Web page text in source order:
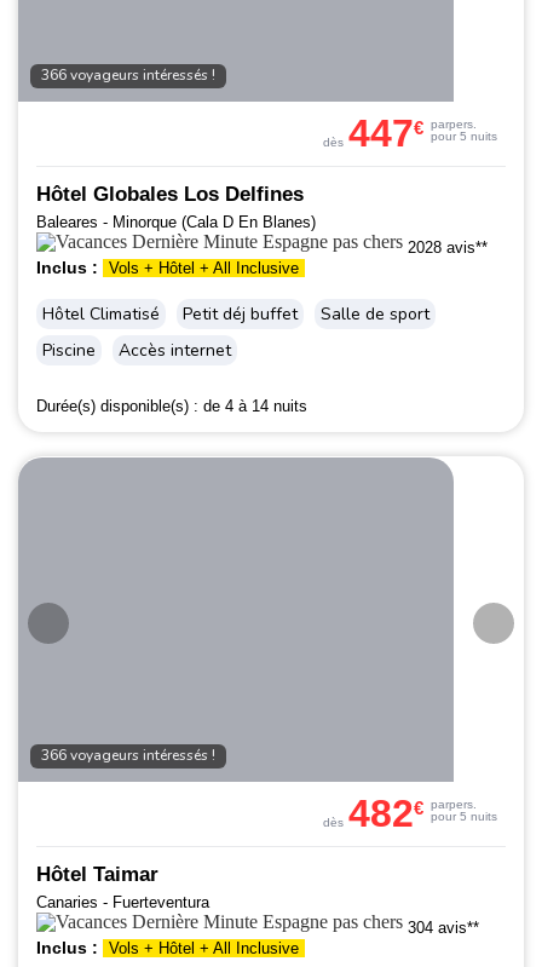
366 voyageurs intéressés !
Hôtel Globales Los Delfines
Baleares - Minorque (Cala D En Blanes)
2028 avis**
Inclus : Vols + Hôtel + All Inclusive
Hôtel Climatisé Petit déj buffet
Salle de sport
Piscine
Accès internet
Durée(s) disponible(s) : de 4 à 14 nuits
dès 447€ parpers.
pour 5 nuits
366 voyageurs intéressés !
Hôtel Taimar
Canaries - Fuerteventura
304 avis**
Inclus : Vols + Hôtel + All Inclusive
dès 482€ parpers.
pour 5 nuits